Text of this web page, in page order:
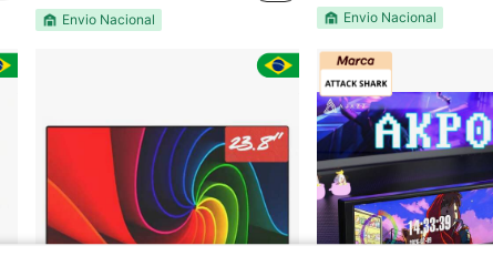
Envio Nacional Envio Nacional